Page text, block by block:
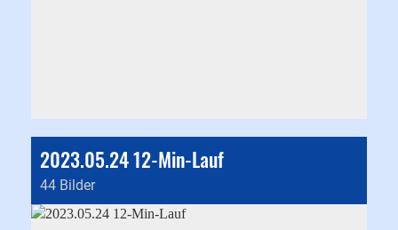
2023.05.24 12-Min-Lauf
44 Bilder